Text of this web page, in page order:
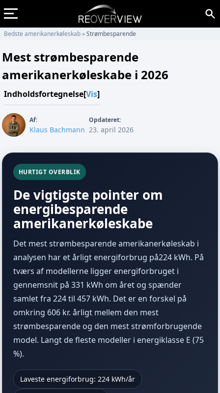
Bedste amerikanerkøleskab»Strømbesparende
Mest strømbesparende
amerikanerkøleskabe i 2026
Indholdsfortegnelse[Vis]
Af:
Klaus Bachmann
Opdateret:
23. april 2026
HURTIGT OVERBLIK
De vigtigste pointer om
energibesparende
amerikanerkøleskabe
Det mest strømbesparende amerikanerkøleskab i
analysen har et årligt energiforbrug på224 kWh. På
tværs af modellerne ligger energiforbruget i
gennemsnit på 331 kWh om året og spænder
samlet fra 224 til 457 kWh. Det er en forskel på
omkring 606 kr. årligt mellem den mest
strømbesparende og den mest strømforbrugende
model. Langt de fleste modeller i energiklasse E (75
%).
Laveste energiforbrug: 224 kWh/år